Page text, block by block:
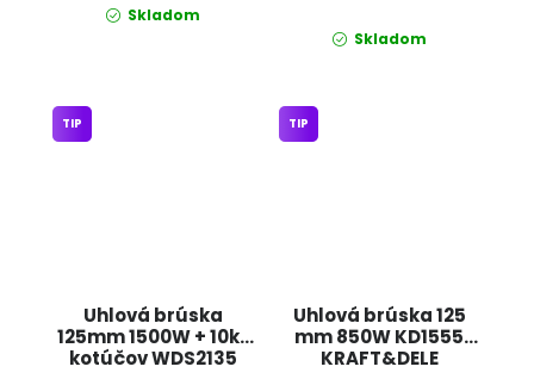
Skladom
Skladom
Uhlová brúska
125mm 1500W + 10ks
kotúčov WDS2135
TIP
Uhlová brúska 125
mm 850W KD1555
KRAFT&DELE
TIP